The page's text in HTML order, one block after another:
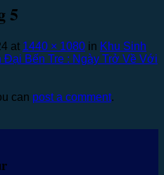
5
at 1440 × 1080 in Khu Sinh
Bến Tre : Ngày Trở Về Với
can post a comment.